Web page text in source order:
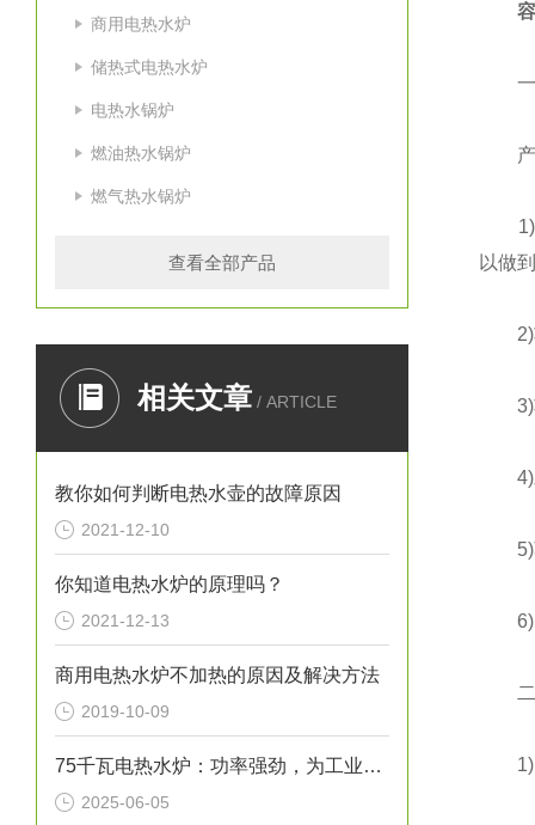
商用电热水炉
储热式电热水炉
电热水锅炉
燃油热水锅炉
燃气热水锅炉
查看全部产品
相关文章 / ARTICLE
教你如何判断电热水壶的故障原因
2021-12-10
你知道电热水炉的原理吗？
2021-12-13
商用电热水炉不加热的原因及解决方法
2019-10-09
75千瓦电热水炉：功率强劲，为工业生产提供稳定热水源！
2025-06-05
一
产
1)容
以做
2)功
3)功
4)发
5)蒸
6)1
二
1)内